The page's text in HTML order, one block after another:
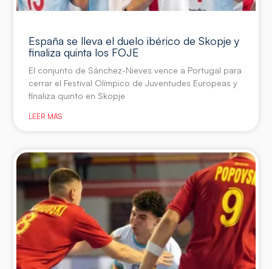
España se lleva el duelo ibérico de Skopje y
finaliza quinta los FOJE
El conjunto de Sánchez-Nieves vence a Portugal para
cerrar el Festival Olímpico de Juventudes Europeas y
finaliza quinto en Skopje
LEER MÁS